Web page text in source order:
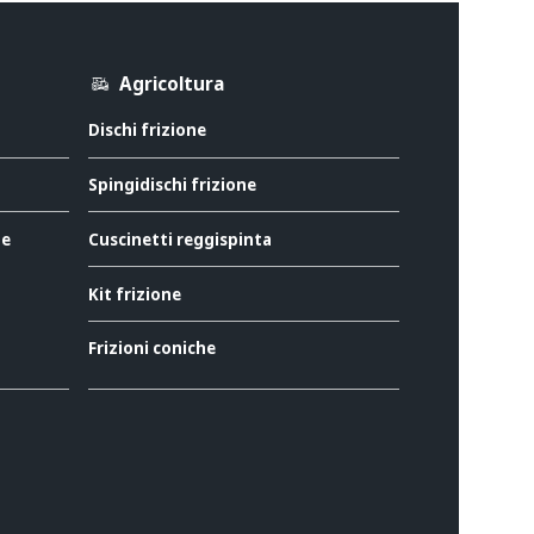
Agricoltura
Dischi frizione
Spingidischi frizione
Cuscinetti reggispinta
Kit frizione
Frizioni coniche